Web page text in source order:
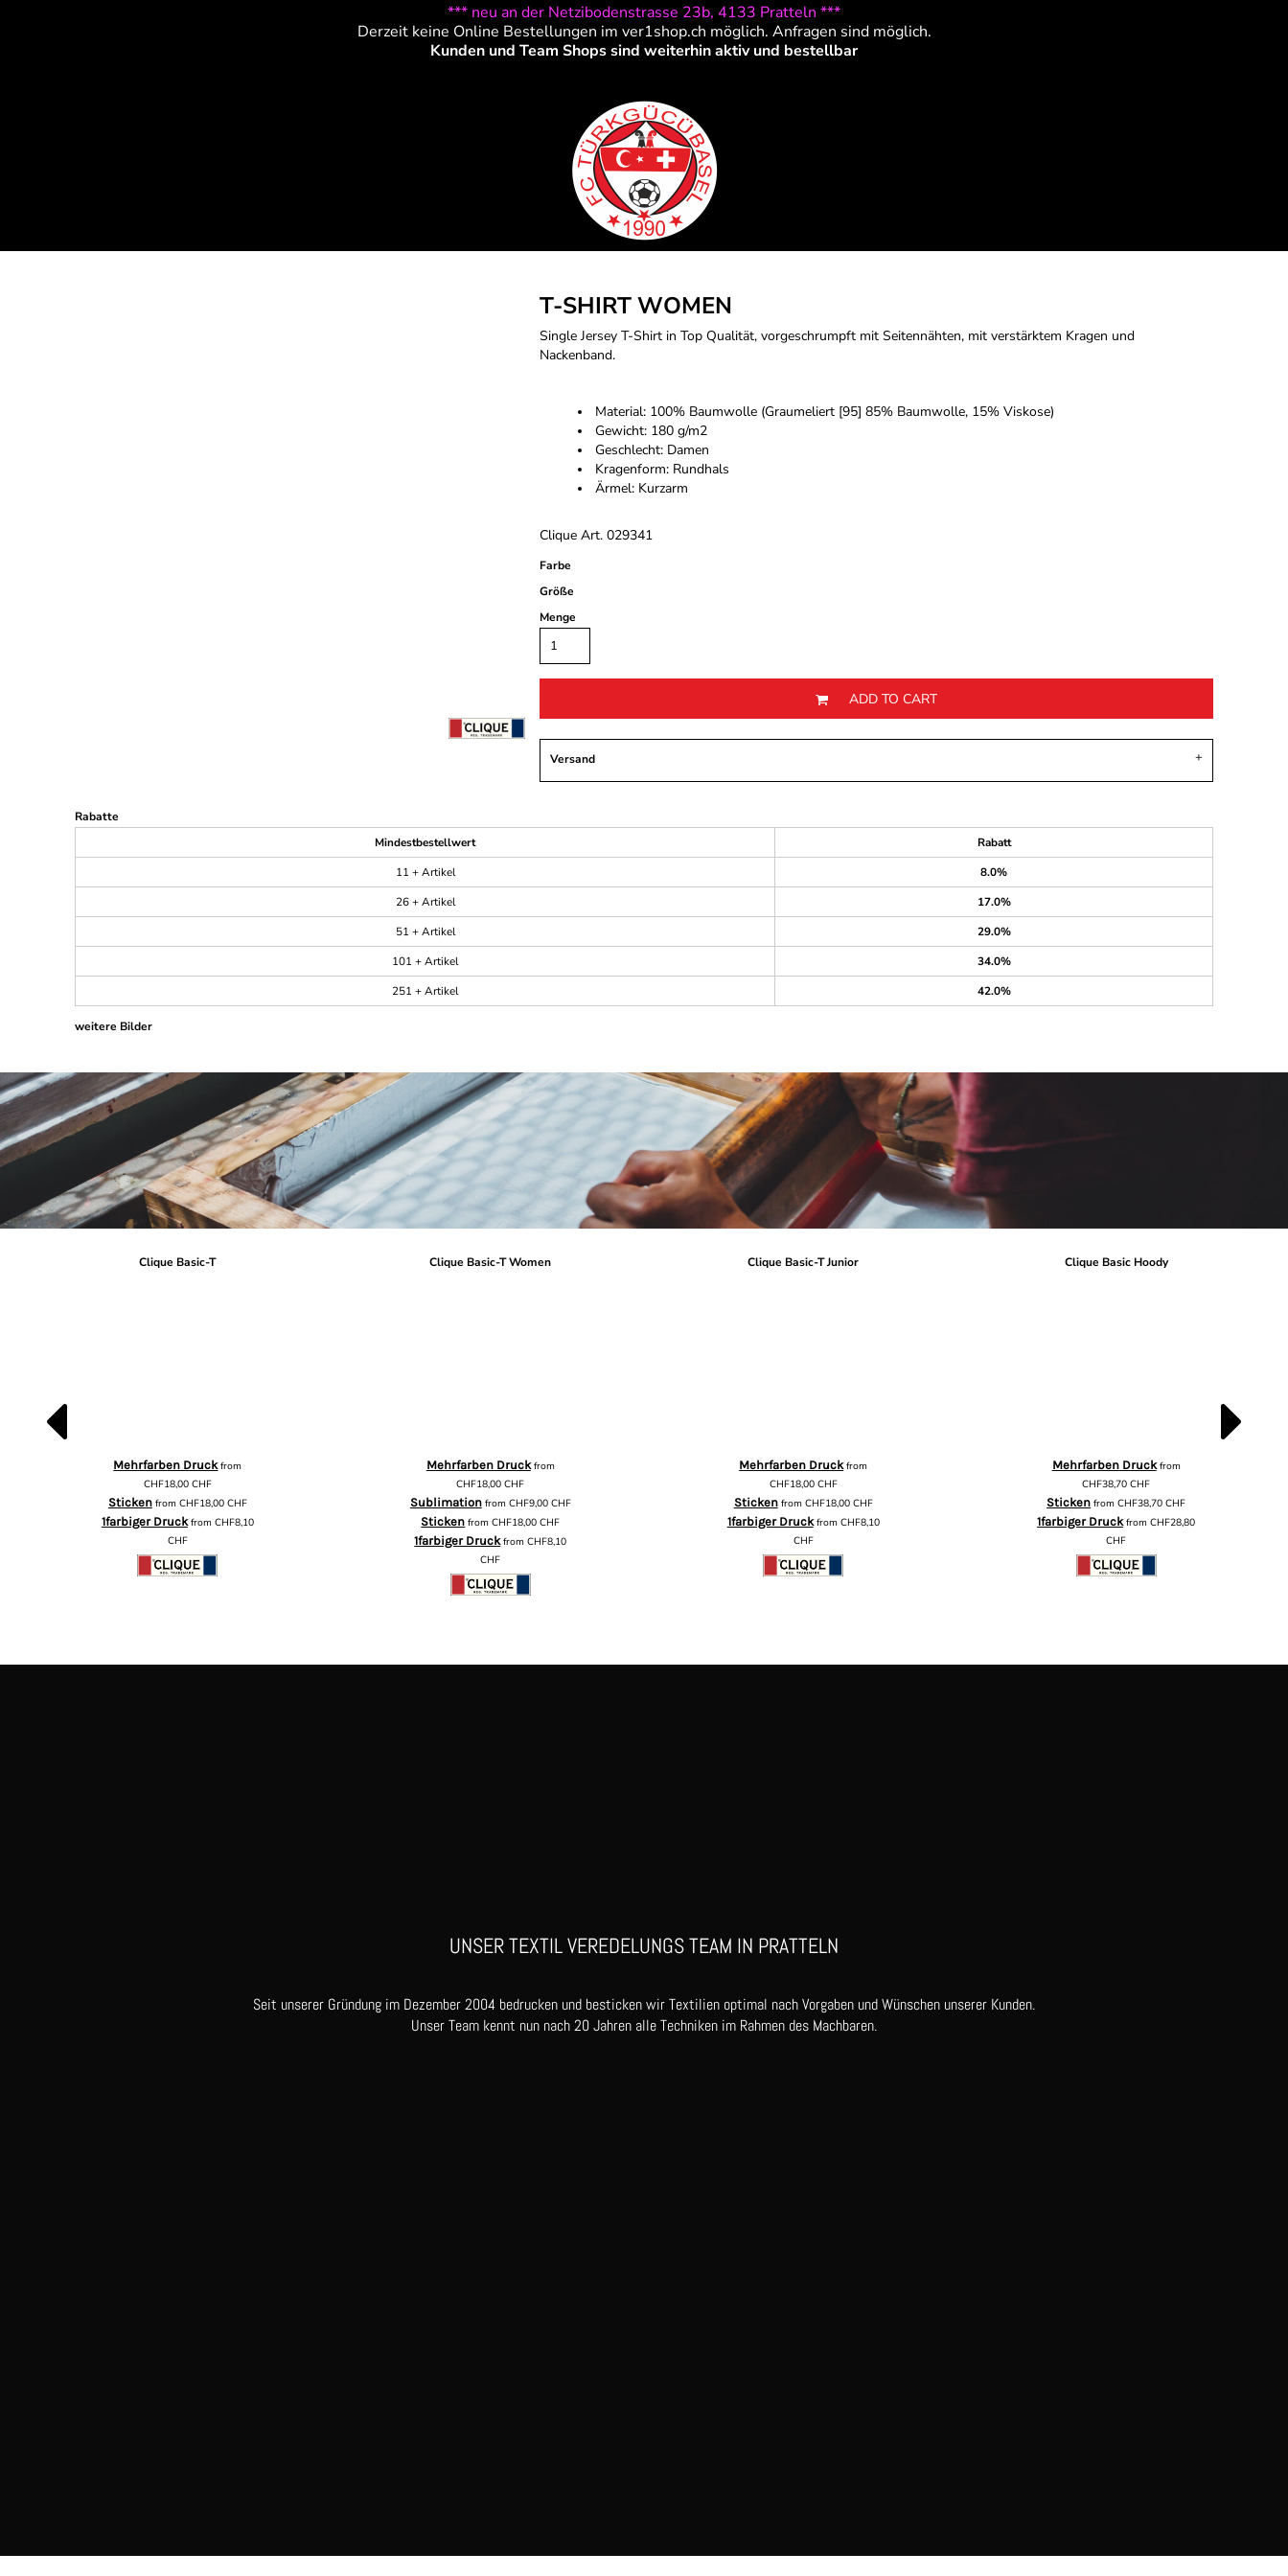
*** neu an der Netzibodenstrasse 23b, 4133 Pratteln ***
Derzeit keine Online Bestellungen im ver1shop.ch möglich. Anfragen sind möglich.
Kunden und Team Shops sind weiterhin aktiv und bestellbar
T-SHIRT WOMEN
Single Jersey T-Shirt in Top Qualität, vorgeschrumpft mit Seitennähten, mit verstärktem Kragen und
Nackenband.
Material: 100% Baumwolle (Graumeliert [95] 85% Baumwolle, 15% Viskose)
Gewicht: 180 g/m2
Geschlecht: Damen
Kragenform: Rundhals
Ärmel: Kurzarm
Clique Art. 029341
Farbe
Größe
Menge
ADD TO CART
Versand
Rabatte
Mindestbestellwert
Rabatt
11 + Artikel
8.0%
26 + Artikel
17.0%
51 + Artikel
29.0%
101 + Artikel
34.0%
251 + Artikel
42.0%
weitere Bilder
Clique Basic-T
Mehrfarben Druckfrom
CHF18,00 CHF
Stickenfrom CHF18,00 CHF
1farbiger Druckfrom CHF8,10
CHF
Clique Basic-T Women
Mehrfarben Druckfrom
CHF18,00CHF
Sublimationfrom CHF9,00 CHF
Sticken fromCHF18,00CHF
1farbiger DruckfromCHF8,10
CHF
Clique Basic-T Junior
Mehrfarben Druckfrom
CHF18,00 CHF
Stickenfrom CHF18,00 CHF
1farbiger Druckfrom CHF8,10
CHF
Clique Basic Hoody
Mehrfarben Druckfrom
CHF38,70CHF
Sticken fromCHF38,70CHF
1farbiger DruckfromCHF28,80
CHF
UNSER TEXTIL VEREDELUNGS TEAM IN PRATTELN
Seit unserer Gründung im Dezember 2004 bedrucken und besticken wir Textilien optimal nach Vorgaben und Wünschen unserer Kunden.
Unser Team kennt nun nach 20 Jahren alle Techniken im Rahmen des Machbaren.